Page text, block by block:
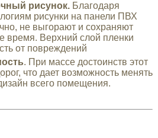
рисунок.Благодаря
рисунки на панели ПВХ
не выгорают и сохраняют
время. Верхний слой пленки
от повреждений
. При массе достоинств этот
что дает возможность менять
всего помещения.